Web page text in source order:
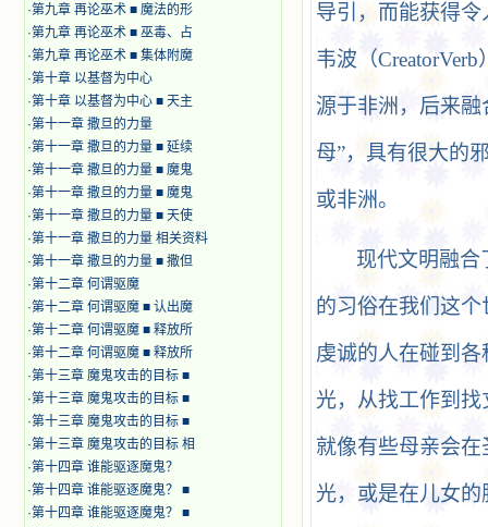
·第九章 再论巫术 ■ 魔法的形
·第九章 再论巫术 ■ 巫毒、占
·第九章 再论巫术 ■ 集体附魔
·第十章 以基督为中心
·第十章 以基督为中心 ■ 天主
·第十一章 撒旦的力量
·第十一章 撒旦的力量 ■ 延续
·第十一章 撒旦的力量 ■ 魔鬼
·第十一章 撒旦的力量 ■ 魔鬼
·第十一章 撒旦的力量 ■ 天使
·第十一章 撒旦的力量 相关资料
·第十一章 撒旦的力量 ■ 撒但
·第十二章 何谓驱魔
·第十二章 何谓驱魔 ■ 认出魔
·第十二章 何谓驱魔 ■ 释放所
·第十二章 何谓驱魔 ■ 释放所
·第十三章 魔鬼攻击的目标 ■
·第十三章 魔鬼攻击的目标 ■
·第十三章 魔鬼攻击的目标 ■
·第十三章 魔鬼攻击的目标 相
·第十四章 谁能驱逐魔鬼？
·第十四章 谁能驱逐魔鬼？ ■
·第十四章 谁能驱逐魔鬼？ ■
导引，而能获得
韦波（
源于非洲，后来
母”，具有很大的
或非洲。
现代文明融合
的习俗在我们这
虔诚的人在碰到
光，从找工作到
就像有些母亲会
光，或是在儿女